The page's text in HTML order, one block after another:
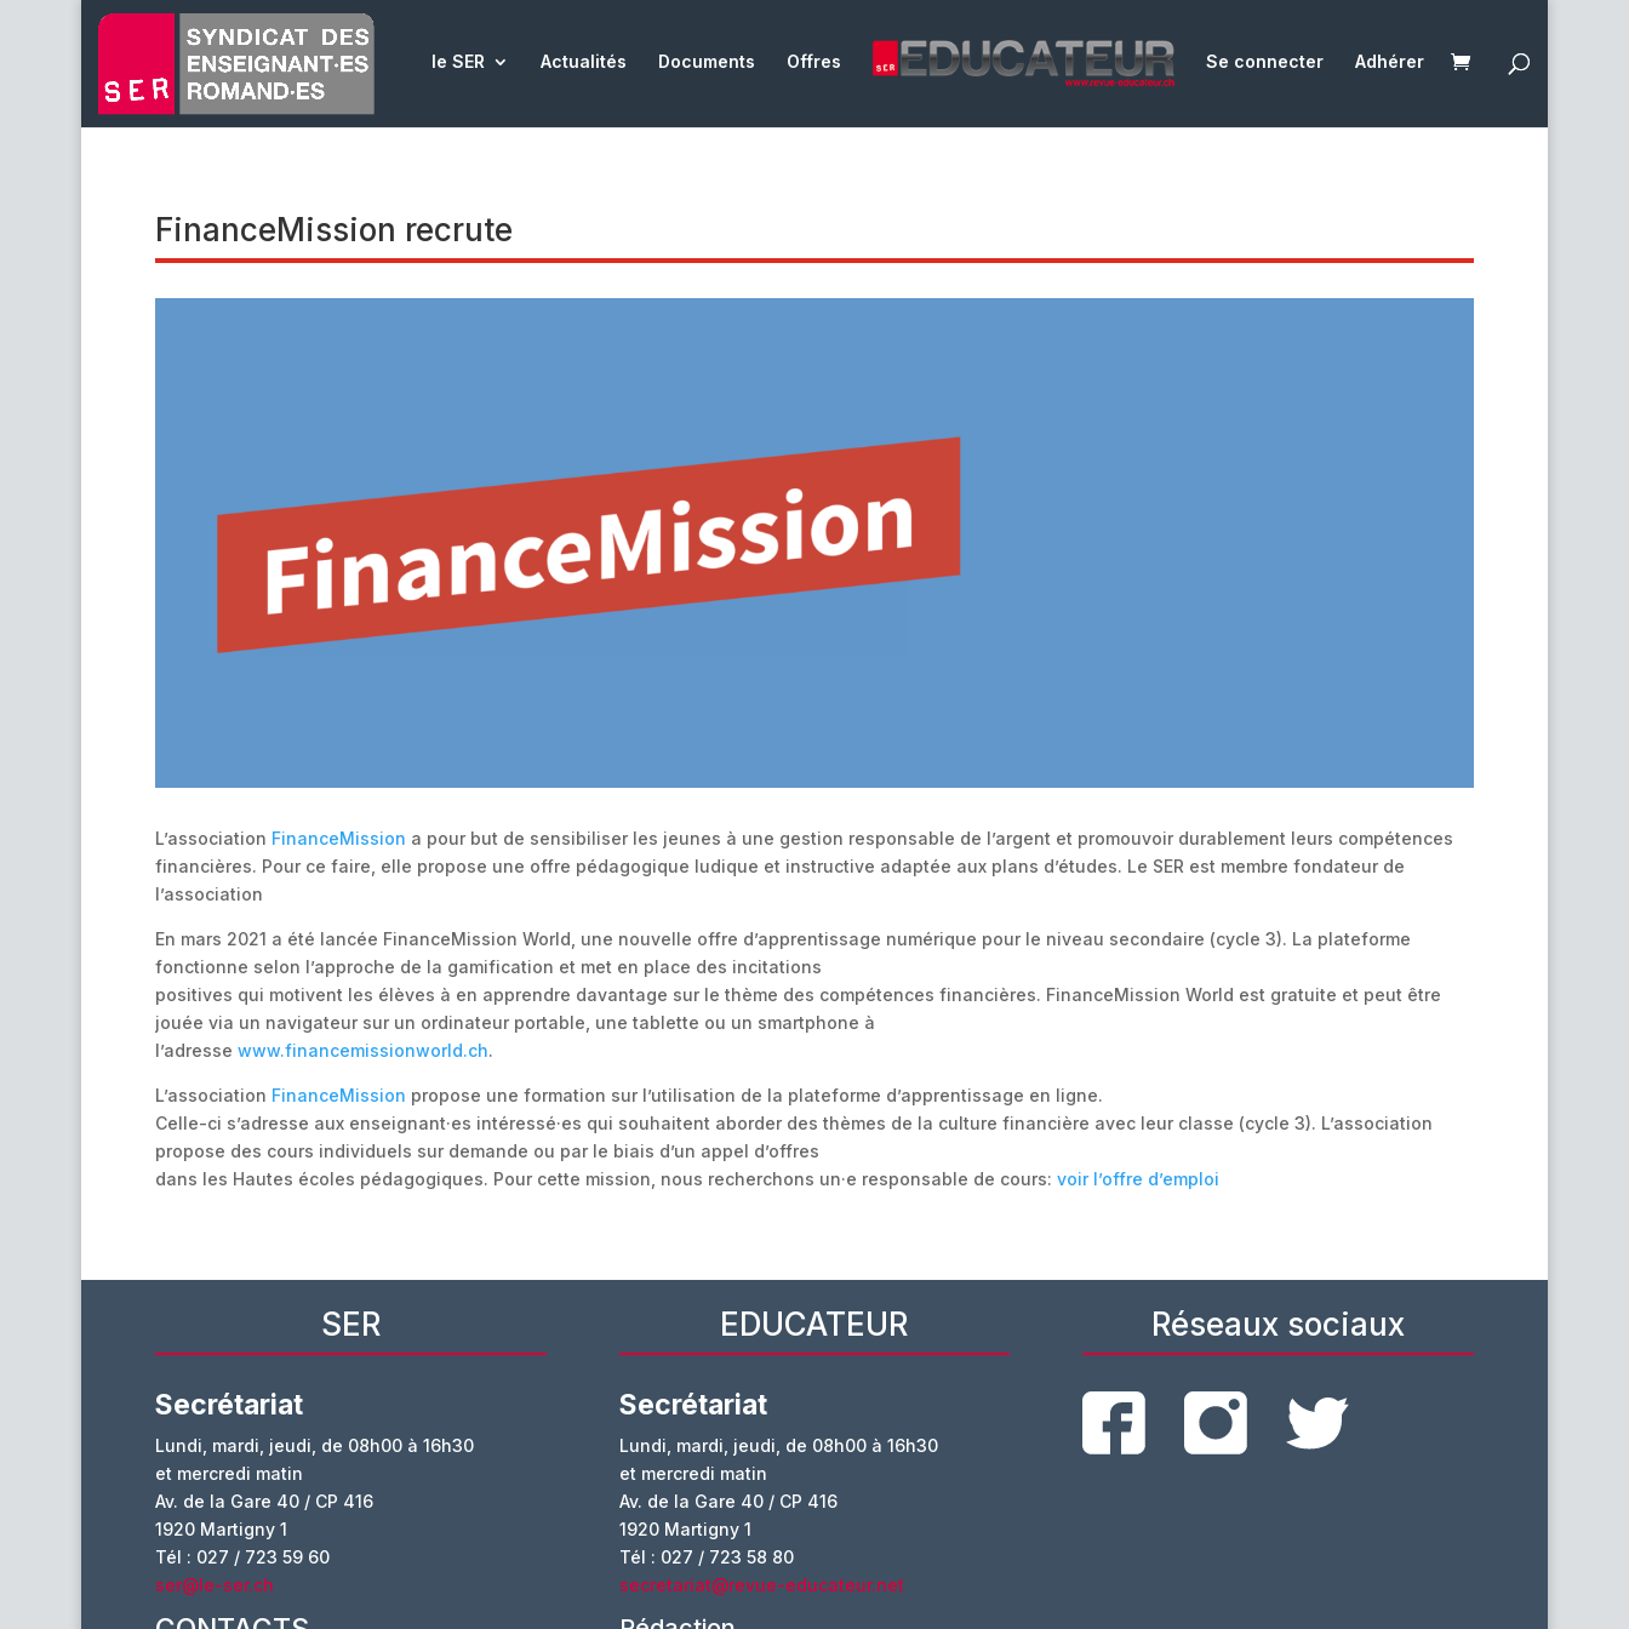
le SER Actualités Documents Offres Se connecter Adhérer
FinanceMission recrute
L’association FinanceMission a pour but de sensibiliser les jeunes à une gestion responsable de l’argent et promouvoir durablement leurs compétences
financières. Pour ce faire, elle propose une offre pédagogique ludique et instructive adaptée aux plans d’études. Le SER est membre fondateur de
l’association
En mars 2021 a été lancée FinanceMission World, une nouvelle offre d’apprentissage numérique pour le niveau secondaire (cycle 3). La plateforme
fonctionne selon l’approche de la gamification et met en place des incitations
positives qui motivent les élèves à en apprendre davantage sur le thème des compétences financières. FinanceMission World est gratuite et peut être
jouée via un navigateur sur un ordinateur portable, une tablette ou un smartphone à
l’adresse www.financemissionworld.ch.
L’association FinanceMission propose une formation sur l’utilisation de la plateforme d’apprentissage en ligne.
Celle-ci s’adresse aux enseignant·es intéressé·es qui souhaitent aborder des thèmes de la culture financière avec leur classe (cycle 3). L’association
propose des cours individuels sur demande ou par le biais d’un appel d’offres
dans les Hautes écoles pédagogiques. Pour cette mission, nous recherchons un·e responsable de cours: voir l’offre d’emploi
SER
Secrétariat
Lundi, mardi, jeudi, de 08h00 à 16h30
et mercredi matin
Av. de la Gare 40 / CP 416
1920 Martigny 1
Tél : 027 / 723 59 60
ser@le-ser.ch
EDUCATEUR
Secrétariat
Lundi, mardi, jeudi, de 08h00 à 16h30
et mercredi matin
Av. de la Gare 40 / CP 416
1920 Martigny 1
Tél : 027 / 723 58 80
secretariat@revue-educateur.net
Réseaux sociaux